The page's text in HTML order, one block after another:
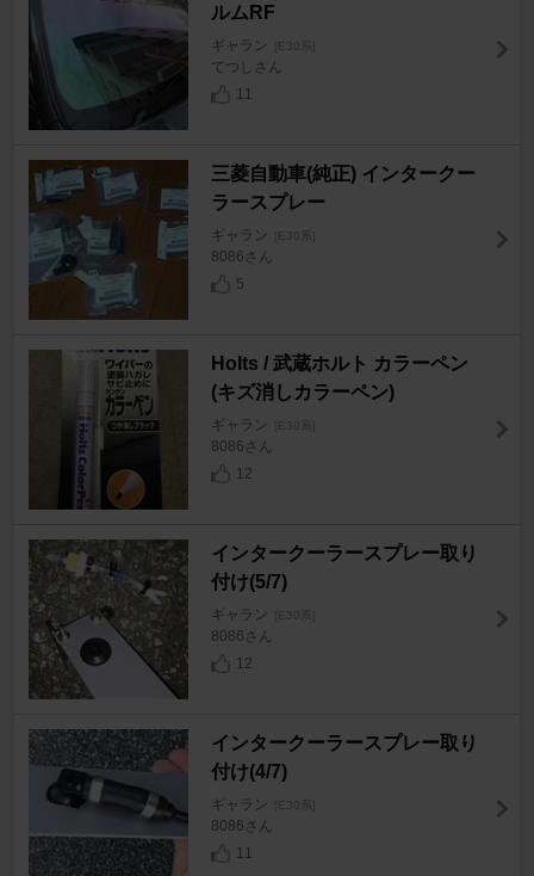
ルムRF
ギャラン [E30系]
てつしさん
11
三菱自動車(純正) インタークー
ラースプレー
ギャラン [E30系]
8086さん
5
Holts / 武蔵ホルト カラーペン
(キズ消しカラーペン)
ギャラン [E30系]
8086さん
12
インタークーラースプレー取り
付け(5/7)
ギャラン [E30系]
8086さん
12
インタークーラースプレー取り
付け(4/7)
ギャラン [E30系]
8086さん
11